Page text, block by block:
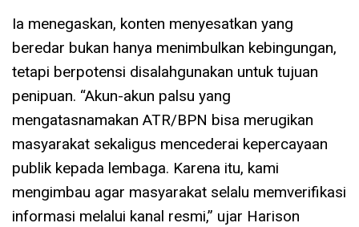
Ia menegaskan, konten menyesatkan yang
beredar bukan hanya menimbulkan kebingungan,
tetapi berpotensi disalahgunakan untuk tujuan
penipuan. “Akun-akun palsu yang
mengatasnamakan ATR/BPN bisa merugikan
masyarakat sekaligus mencederai kepercayaan
publik kepada lembaga. Karena itu, kami
mengimbau agar masyarakat selalu memverifikasi
informasi melalui kanal resmi,” ujar Harison